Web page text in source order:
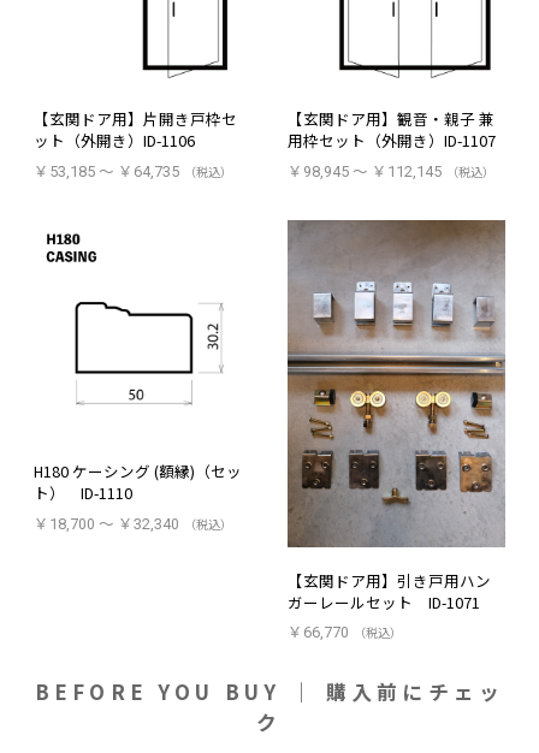
【玄関ドア用】片開き戸枠セ
ット（外開き）ID-1106
￥53,185 ～ ￥64,735 （税込）
【玄関ドア用】観音・親子 兼
用枠セット（外開き）ID-1107
￥98,945 ～ ￥112,145 （税込）
H180 ケーシング (額縁)（セッ
ト） ID-1110
￥18,700 ～ ￥32,340 （税込）
【玄関ドア用】引き戸用ハン
ガーレールセット ID-1071
￥66,770 （税込）
BEFORE YOU BUY ｜ 購入前にチェッ
ク